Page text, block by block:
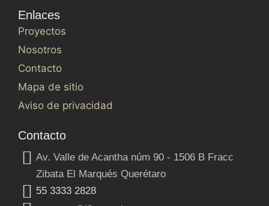
Enlaces
Proyectos
Nosotros
Contacto
Mapa de sitio
Aviso de privacidad
Contacto
Av. Valle de Acantha núm 90 - 1506 B Fracc
Zibata El Marqués Querétaro
55 3333 2828